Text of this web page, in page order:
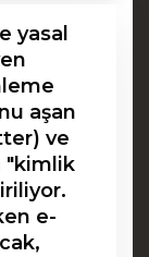
yasal
aşan
ve
"kimlik
e-